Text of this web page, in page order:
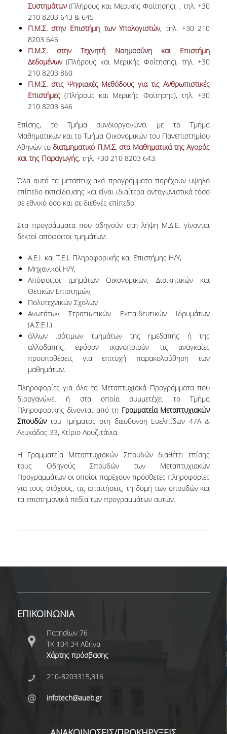
ΕΡΓΑΣΤΗΡΙΑΚΟ ΔΙΔΑΚΤΙΚΟ ΠΡΟΣΩΠΙΚΟ
(Ε.ΔΙ.Π.)
ΕΙΔΙΚΟ ΤΕΧΝΙΚΟ ΚΑΙ ΕΡΓΑΣΤΗΡΙΑΚΟ
ΠΡΟΣΩΠΙΚΟ (Ε.Τ.Ε.Π.)
ΥΠΟΨΗΦΙΟΙ ΔΙΔΑΚΤΟΡΕΣ.
ΔΙΟΙΚΗΤΙΚΟ ΠΡΟΣΩΠΙΚΟ
ΠΡΟΠΤΥΧΙΑΚΕΣ ΣΠΟΥΔΕΣ
ΠΡΟΓΡΑΜΜΑ ΣΠΟΥΔΩΝ
ΟΔΗΓΟΣ ΣΠΟΥΔΩΝ
ΜΑΘΗΜΑΤΑ
ΜΑΘΗΜΑΤΑ ΠΡΟΓΡΑΜΜΑΤΟΣ ΣΠΟΥΔΩΝ
ΜΑΘΗΜΑΤΑ ΕΛΕΥΘΕΡΗΣ ΕΠΙΛΟΓΗΣ
ΕΚΠΑΙΔΕΥΤΙΚΑ ΕΡΓΑΣΤΗΡΙΑ
ΚΑΤΑΤΑΚΤΗΡΙΕΣ ΕΞΕΤΑΣΕΙΣ
ΠΡΑΚΤΙΚΗ ΑΣΚΗΣΗ
ΠΙΣΤΟΠΟΙΗΣΗ ΠΑΙΔΑΓΩΓΙΚΗΣ ΚΑΙ ΔΙΔΑΚΤΙΚΗΣ
ΕΠΑΡΚΕΙΑΣ
ΜΕΤΑΠΤΥΧΙΑΚΕΣ ΣΠΟΥΔΕΣ
ΜΕΤΑΠΤΥΧΙΑΚΑ ΠΡΟΓΡΑΜΜΑΤΑ
ΠΜΣ ΣΤΗΝ ΑΝΑΠΤΥΞΗ ΚΑΙ ΑΣΦΑΛΕΙΑ
ΠΛΗΡΟΦΟΡΙΑΚΩΝ ΣΥΣΤΗΜΑΤΩΝ
ΠΜΣ ΣΤΗΝ ΤΕΧΝΗΤΗ ΝΟΗΜΟΣΥΝΗ ΚΑΙ
ΕΠΙΣΤΗΜΗ ΔΕΔΟΜΕΝΩΝ
ΠΑΡΑΓΩΓΗΣ
ΣΕΜΙΝΑΡΙΑ & ΕΚΔΗΛΩΣΕΙΣ
ΔΙΑΚΕΚΡΙΜΕΝΕΣ ΟΜΙΛΙΕΣ
ΟΡΚΟΜΩΣΙΕΣ
ΔΙΑΣΦΑΛΙΣΗ ΠΟΙΟΤΗΤΑΣ
ΠΟΛΙΤΙΚΗ ΠΟΙΟΤΗΤΑΣ
Συστημάτων(Πλήρους και Μερικής Φοίτησης), , τηλ. +30
210 8203 643 & 645
Π.Μ.Σ. στην Επιστήμη των Υπολογιστών, τηλ. +30 210
8203 646
Π.Μ.Σ. στην Τεχνητή Νοημοσύνη και Επιστήμη
Δεδομένων(Πλήρους και Μερικής Φοίτησης), τηλ. +30
210 8203 860
Π.Μ.Σ. στις Ψηφιακές Μεθόδους για τις Ανθρωπιστικές
Επιστήμες(Πλήρους και Μερικής Φοίτησης), τηλ. +30
210 8203 646
Επίσης, το Τμήμα συνδιοργανώνει με το Τμήμα
Μαθηματικών και το Τμήμα Οικονομικών του Πανεπιστημίου
Αθηνών τοδιατμηματικό Π.Μ.Σ. στα Μαθηματικά της Αγοράς
και της Παραγωγής, τηλ. +30 210 8203 643.
Όλα αυτά τα μεταπτυχιακά προγράμματα παρέχουν υψηλό
επίπεδο εκπαίδευσης και είναι ιδιαίτερα ανταγωνιστικά τόσο
σε εθνικό όσο και σε διεθνές επίπεδο.
Στα προγράμματα που οδηγούν στη λήψη Μ.Δ.Ε. γίνονται
δεκτοί απόφοιτοι τμημάτων:
Α.Ε.Ι. και Τ.Ε.Ι. Πληροφορικής και Επιστήμης Η/Υ,
Μηχανικοί Η/Υ,
Απόφοιτοι τμημάτων Οικονομικών, Διοικητικών και
Θετικών Επιστημών,
Πολυτεχνικών Σχολών
Ανωτάτων Στρατιωτικών Εκπαιδευτικών Ιδρυμάτων
(Α.Σ.Ε.Ι.)
άλλων ισότιμων τμημάτων της ημεδαπής ή της
αλλοδαπής, εφόσον ικανοποιούν τις αναγκαίες
προϋποθέσεις για επιτυχή παρακολούθηση των
μαθημάτων.
Πληροφορίες για όλα τα Μεταπτυχιακά Προγράμματα που
διοργανώνει ή στα οποία συμμετέχει το Τμήμα
Πληροφορικής δίνονται από τη Γραμματεία Μεταπτυχιακών
Σπουδώντου Τμήματος στη διεύθυνση Ευελπίδων 47Α &
Λευκάδος 33, Κτίριο Λουζιτάνια.
Η Γραμματεία Μεταπτυχιακών Σπουδών διαθέτει επίσης
τους Οδηγούς Σπουδών των Μεταπτυχιακών
Προγραμμάτων οι οποίοι παρέχουν πρόσθετες πληροφορίες
για τους στόχους, τις απαιτήσεις, τη δομή των σπουδών και
τα επιστημονικά πεδία των προγραμμάτων αυτών.
ΕΠΙΚΟΙΝΩΝΙΑ
Πατησίων 76
ΤΚ 104 34 Αθήνα
Χάρτης πρόσβασης
210-8203315,316
infotech@aueb.gr